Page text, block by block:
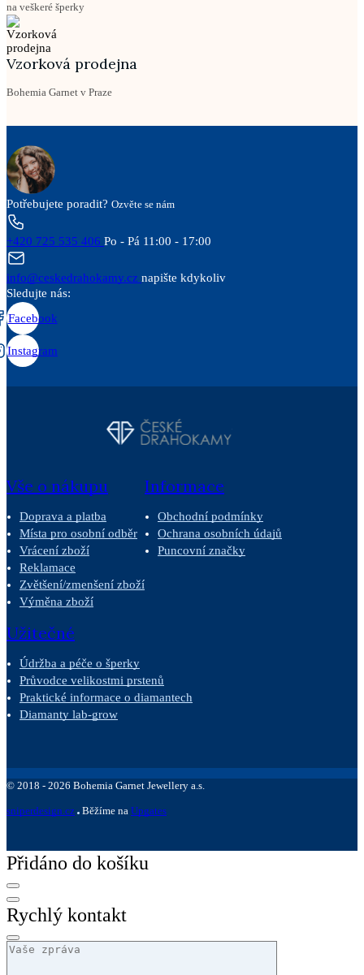
na veškeré šperky
Vzorková prodejna
Bohemia Garnet v Praze
Potřebujete poradit? Ozvěte se nám
+420 725 535 406 Po - Pá 11:00 - 17:00
info@ceskedrahokamy.cz napište kdykoliv
Sledujte nás:
Facebook
Instagram
Vše o nákupu
Doprava a platba
Místa pro osobní odběr
Vrácení zboží
Reklamace
Zvětšení/zmenšení zboží
Výměna zboží
Informace
Obchodní podmínky
Ochrana osobních údajů
Puncovní značky
Užitečné
Údržba a péče o šperky
Průvodce velikostmi prstenů
Praktické informace o diamantech
Diamanty lab-grow
© 2018 - 2026 Bohemia Garnet Jewellery a.s.
sniperdesign.cz Běžíme na Upgates
Přidáno do košíku
Rychlý kontakt